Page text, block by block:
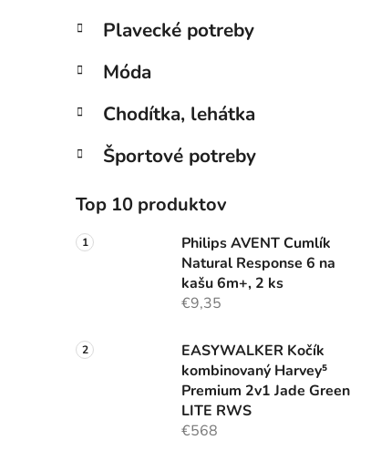
Plavecké potreby
Móda
Chodítka, lehátka
Športové potreby
Top 10 produktov
Philips AVENT Cumlík
Natural Response 6 na
kašu 6m+, 2 ks
€9,35
EASYWALKER Kočík
kombinovaný Harvey⁵
Premium 2v1 Jade Green
LITE RWS
€568